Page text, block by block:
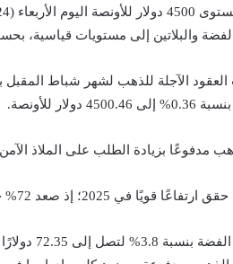
والبلاتين إلى مستويات قياسية،
دولار للأونصة.
مدفوعًا بزيادة الطلب على الملاذ
إذ صعد ‍72% حتى الآن مسجلًا مستويات قياسية أكثر من ‍مرة.